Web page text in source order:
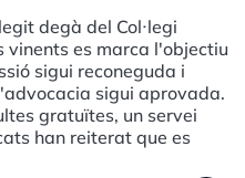
degà del Col·legi
vinents es marca l'objectiu
sigui reconeguda i
sigui aprovada.
gratuïtes, un servei
han reiterat que es